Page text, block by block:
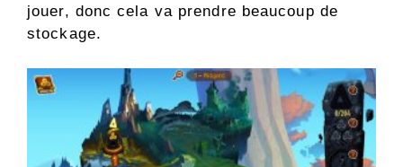
jouer, donc cela va prendre beaucoup de
stockage.